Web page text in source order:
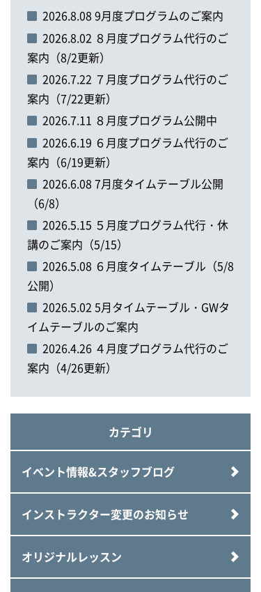
2026.8.08 9月度プログラムのご案内
2026.8.02 ８月度プログラム代行のご
案内（8/2更新）
2026.7.22 ７月度プログラム代行のご
案内（7/22更新）
2026.7.11 ８月度プログラム公開中
2026.6.19 ６月度プログラム代行のご
案内（6/19更新）
2026.6.08 7月度タイムテーブル公開
（6/8）
2026.5.15 ５月度プログラム代行・休
講のご案内（5/15）
2026.5.08 ６月度タイムテーブル（5/8
公開）
2026.5.02 5月タイムテーブル・GWタ
イムテーブルのご案内
2026.4.26 ４月度プログラム代行のご
案内（4/26更新）
カテゴリ
イベント情報&スタッフブログ
インストラクター変更のお知らせ
オリジナルレッスン